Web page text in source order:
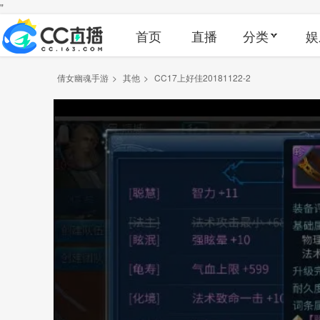
"
首页 直播 分类
倩女幽魂手游 > 其他 > CC17上好佳20181122-2